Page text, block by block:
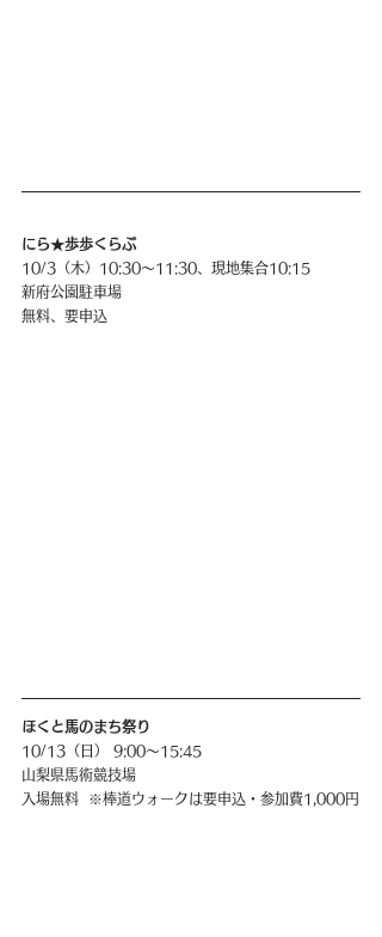
にら★歩歩くらぶ
10/3（木）10:30〜11:30、現地集合10:15
新府公園駐車場
無料、要申込
ほくと馬のまち祭り
10/13（日） 9:00〜15:45
山梨県馬術競技場
入場無料  ※棒道ウォークは要申込・参加費1,000円